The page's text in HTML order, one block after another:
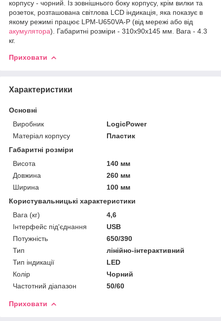
корпусу - чорний. Із зовнішнього боку корпусу, крім вилки та
розеток, розташована світлова LCD індикація, яка показує в
якому режимі працює LPM-U650VA-Р (від мережі або від
акумулятора). Габаритні розміри - 310х90х145 мм. Вага - 4.3
кг.
Приховати
Характеристики
Основні
Виробник
LogicPower
Матеріал корпусу
Пластик
Габаритні розміри
Висота
140 мм
Довжина
260 мм
Ширина
100 мм
Користувальницькі характеристики
Вага (кг)
4,6
Інтерфейс під'єднання
USB
Потужність
650/390
Тип
лінійно-інтерактивний
Тип індикації
LED
Колір
Чорний
Частотний діапазон
50/60
Приховати